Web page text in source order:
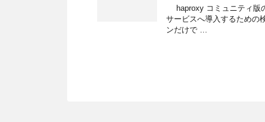
haproxy コミュニティ版
サービスへ導入するための
ンだけで …